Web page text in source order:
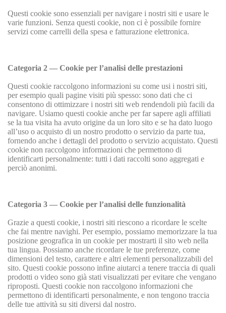
Questi cookie sono essenziali per navigare i nostri siti e usare le
varie funzioni. Senza questi cookie, non ci è possibile fornire
servizi come carrelli della spesa e fatturazione elettronica.
Categoria 2 — Cookie per l’analisi delle prestazioni
Questi cookie raccolgono informazioni su come usi i nostri siti,
per esempio quali pagine visiti più spesso: sono dati che ci
consentono di ottimizzare i nostri siti web rendendoli più facili da
navigare. Usiamo questi cookie anche per far sapere agli affiliati
se la tua visita ha avuto origine da un loro sito e se ha dato luogo
all’uso o acquisto di un nostro prodotto o servizio da parte tua,
fornendo anche i dettagli del prodotto o servizio acquistato. Questi
cookie non raccolgono informazioni che permettono di
identificarti personalmente: tutti i dati raccolti sono aggregati e
perciò anonimi.
Categoria 3 — Cookie per l’analisi delle funzionalità
Grazie a questi cookie, i nostri siti riescono a ricordare le scelte
che fai mentre navighi. Per esempio, possiamo memorizzare la tua
posizione geografica in un cookie per mostrarti il sito web nella
tua lingua. Possiamo anche ricordare le tue preferenze, come
dimensioni del testo, carattere e altri elementi personalizzabili del
sito. Questi cookie possono infine aiutarci a tenere traccia di quali
prodotti o video sono già stati visualizzati per evitare che vengano
riproposti. Questi cookie non raccolgono informazioni che
permettono di identificarti personalmente, e non tengono traccia
delle tue attività su siti diversi dal nostro.